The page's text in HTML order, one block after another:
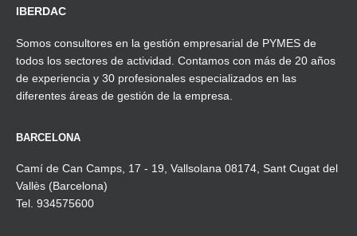
IBERDAC
Somos consultores en la gestión empresarial de PYMES de
todos los sectores de actividad. Contamos con más de 20 años
de experiencia y 30 profesionales especializados en las
diferentes áreas de gestión de la empresa.
BARCELONA
Camí de Can Camps, 17 - 19, Vallsolana 08174, Sant Cugat del
Vallès (Barcelona)
Tel. 934575600